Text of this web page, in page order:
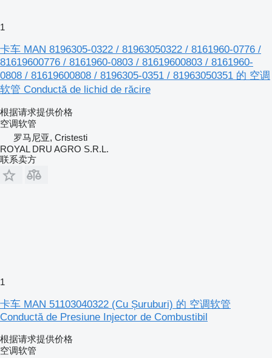
1
卡车 MAN 8196305-0322 / 81963050322 / 8161960-0776 /
81619600776 / 8161960-0803 / 81619600803 / 8161960-
0808 / 81619600808 / 8196305-0351 / 81963050351 的 空调
软管 Conductă de lichid de răcire
根据请求提供价格
空调软管
罗马尼亚, Cristesti
ROYAL DRU AGRO S.R.L.
联系卖方
1
卡车 MAN 51103040322 (Cu Șuruburi) 的 空调软管
Conductă de Presiune Injector de Combustibil
根据请求提供价格
空调软管